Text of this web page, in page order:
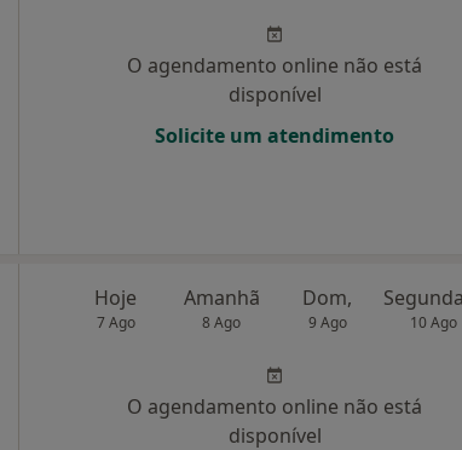
O agendamento online não está
disponível
Solicite um atendimento
Hoje
7 Ago
Amanhã
8 Ago
Dom,
9 Ago 10 Ago
O agendamento online não está
disponível